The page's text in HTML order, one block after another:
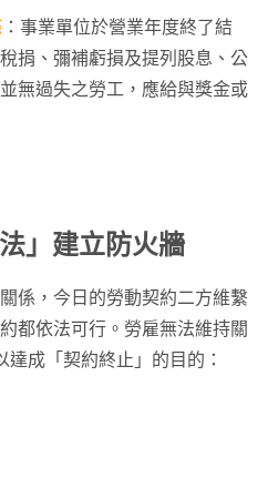
：事業單位於營業年度終了結
捐、彌補虧損及提列股息、公
無過失之勞工，應給與獎金或
」建立防火牆
係，今日的勞動契約二方維繫
都依法可行。勞雇無法維持關
成「契約終止」的目的：